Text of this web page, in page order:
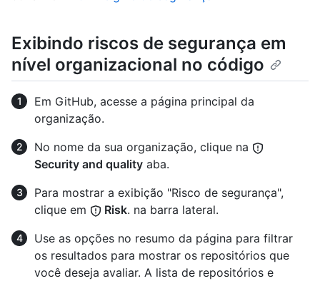
Exibindo riscos de segurança em
nível organizacional no código
Em GitHub, acesse a página principal da
organização.
No nome da sua organização, clique na
Security and quality aba.
Para mostrar a exibição "Risco de segurança",
clique em
Risk. na barra lateral.
Use as opções no resumo da página para filtrar
os resultados para mostrar os repositórios que
você deseja avaliar. A lista de repositórios e